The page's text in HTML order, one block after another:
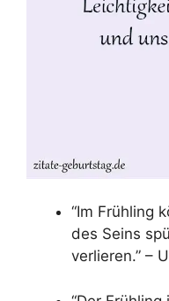
“Im Frühling
des Seins
verlieren.” –